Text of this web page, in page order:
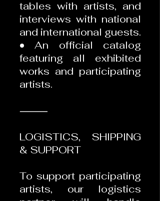
tables with artists, and
interviews with national
and international guests.
• An official catalog
featuring all exhibited
works and participating
artists.
⸻
LOGISTICS, SHIPPING
& SUPPORT
To support participating
artists, our logistics